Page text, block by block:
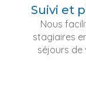
Suivi et
Nous
stagiaires
séjours de